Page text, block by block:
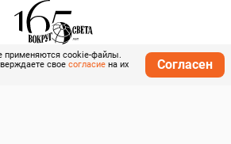
применяются cookie-файлы.
свое согласие на их
Согласен